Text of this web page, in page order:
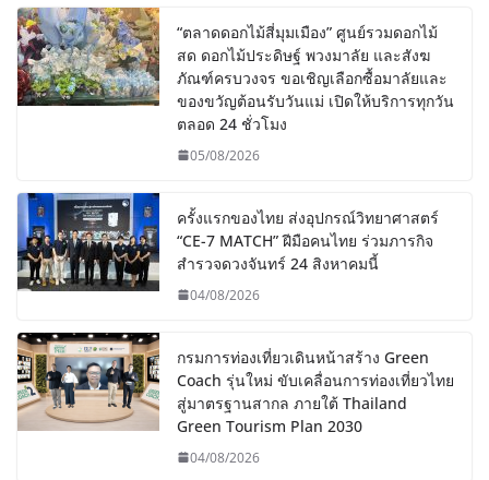
“ตลาดดอกไม้สี่มุมเมือง” ศูนย์รวมดอกไม้
สด ดอกไม้ประดิษฐ์ พวงมาลัย และสังฆ
ภัณฑ์ครบวงจร ขอเชิญเลือกซื้อมาลัยและ
ของขวัญต้อนรับวันแม่ เปิดให้บริการทุกวัน
ตลอด 24 ชั่วโมง
05/08/2026
ครั้งแรกของไทย ส่งอุปกรณ์วิทยาศาสตร์
“CE-7 MATCH” ฝีมือคนไทย ร่วมภารกิจ
สำรวจดวงจันทร์ 24 สิงหาคมนี้
04/08/2026
กรมการท่องเที่ยวเดินหน้าสร้าง Green
Coach รุ่นใหม่ ขับเคลื่อนการท่องเที่ยวไทย
สู่มาตรฐานสากล ภายใต้ Thailand
Green Tourism Plan 2030
04/08/2026